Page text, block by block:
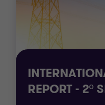
REPORT - 2º